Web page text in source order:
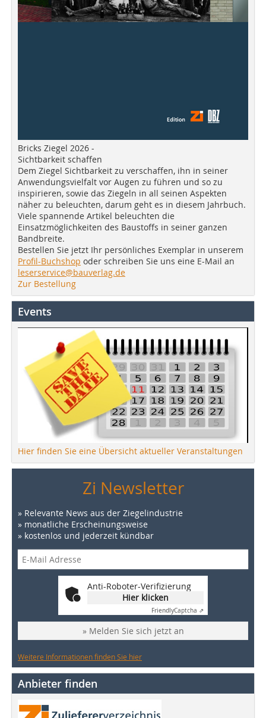
Bricks Ziegel 2026 -
Sichtbarkeit schaffen
Dem Ziegel Sichtbarkeit zu verschaffen, ihn in seiner
Anwendungsvielfalt vor Augen zu führen und so zu
inspirieren, sowie das Ziegeln in all seinen Aspekten
näher zu beleuchten, darum geht es in diesem Jahrbuch.
Viele spannende Artikel beleuchten die
Einsatzmöglichkeiten des Baustoffs in seiner ganzen
Bandbreite.
Bestellen Sie jetzt Ihr persönliches Exemplar in unserem
Profil-Buchshop oder schreiben Sie uns eine E-Mail an
leserservice@bauverlag.de
Zur Bestellung
Events
Hier finden Sie eine Übersicht aktueller Veranstaltungen
Zi Newsletter
» Relevante News aus der Ziegelindustrie
» monatliche Erscheinungsweise
» kostenlos und jederzeit kündbar
Anti-Roboter-Verifizierung
Hier klicken
FriendlyCaptcha ⇗
» Melden Sie sich jetzt an
Weitere Informationen finden Sie hier
Anbieter finden